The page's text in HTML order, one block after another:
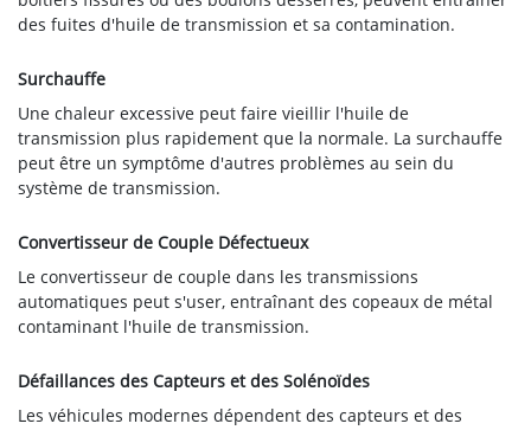
des fuites d'huile de transmission et sa contamination.
Surchauffe
Une chaleur excessive peut faire vieillir l'huile de
transmission plus rapidement que la normale. La surchauffe
peut être un symptôme d'autres problèmes au sein du
système de transmission.
Convertisseur de Couple Défectueux
Le convertisseur de couple dans les transmissions
automatiques peut s'user, entraînant des copeaux de métal
contaminant l'huile de transmission.
Défaillances des Capteurs et des Solénoïdes
Les véhicules modernes dépendent des capteurs et des